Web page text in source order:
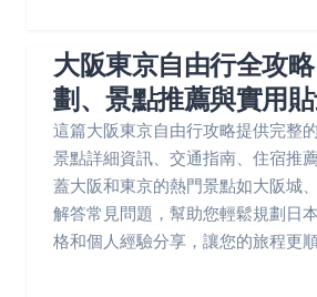
大阪東京自由行全攻
劃、景點推薦與實用
這篇大阪東京自由行攻略提供完整
景點詳細資訊、交通指南、住宿推
蓋大阪和東京的熱門景點如大阪城
解答常見問題，幫助您輕鬆規劃日
格和個人經驗分享，讓您的旅程更順